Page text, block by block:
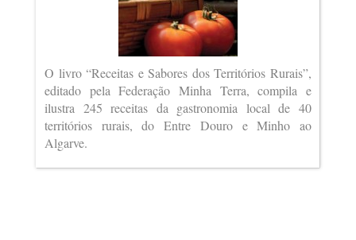
O livro “Receitas e Sabores dos Territórios Rurais”,
editado pela Federação Minha Terra, compila e
ilustra 245 receitas da gastronomia local de 40
territórios rurais, do Entre Douro e Minho ao
Algarve.